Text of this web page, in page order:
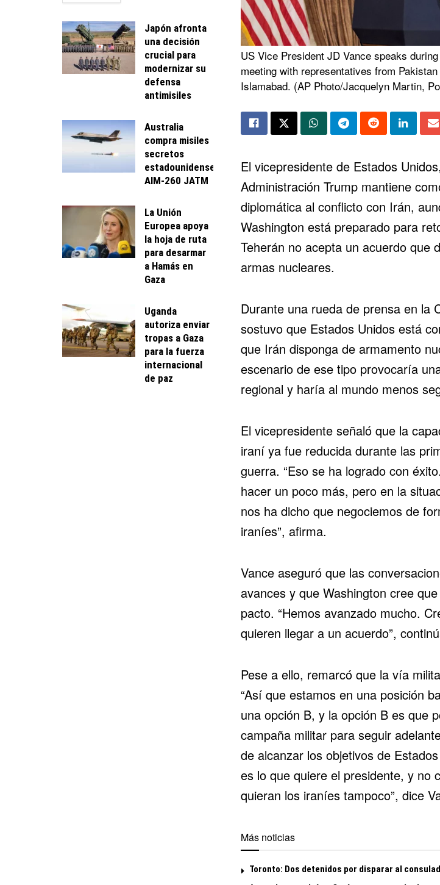
US Vice President JD Vance speaks
meeting with representatives from
Islamabad. (AP Photo/Jacquelyn Martin,
El vicepresidente de Estados
Administración Trump mantiene
diplomática al conflicto con Irán,
Washington está preparado para
Teherán no acepta un acuerdo que
armas nucleares.
Durante una rueda de prensa en la
sostuvo que Estados Unidos está
que Irán disponga de armamento
escenario de ese tipo provocaría
regional y haría al mundo menos
El vicepresidente señaló que la
iraní ya fue reducida durante las
guerra. “Eso se ha logrado con
hacer un poco más, pero en la
nos ha dicho que negociemos de
iraníes”, afirma.
Vance aseguró que las
avances y que Washington cree
pacto. “Hemos avanzado mucho.
quieren llegar a un acuerdo”,
Pese a ello, remarcó que la vía
“Así que estamos en una posición
una opción B, y la opción B es que
campaña militar para seguir
de alcanzar los objetivos de
es lo que quiere el presidente, y no
quieran los iraníes tampoco”, dice
Más noticias
Toronto: Dos detenidos por disparar al
Japón afronta
una decisión
crucial para
modernizar su
defensa
antimisiles
Australia
compra misiles
secretos
estadounidenses
AIM-260 JATM
La Unión
Europea apoya
la hoja de ruta
para desarmar
a Hamás en
Gaza
Uganda
autoriza enviar
tropas a Gaza
para la fuerza
internacional
de paz